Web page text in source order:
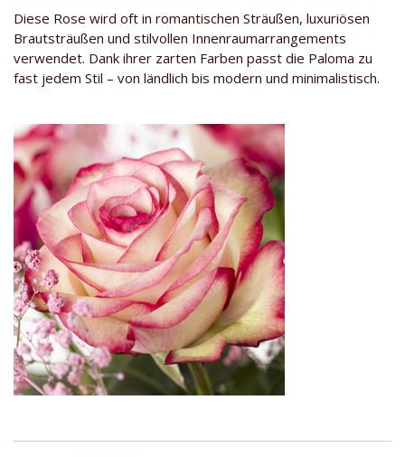
Diese Rose wird oft in romantischen Sträußen, luxuriösen
Brautsträußen und stilvollen Innenraumarrangements
verwendet. Dank ihrer zarten Farben passt die Paloma zu
fast jedem Stil – von ländlich bis modern und minimalistisch.